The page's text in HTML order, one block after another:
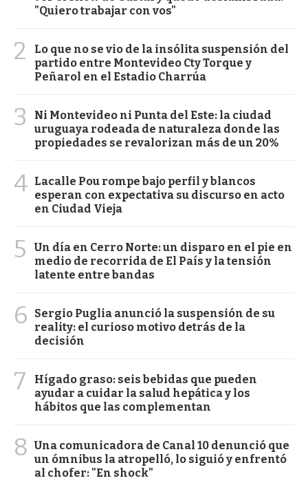
"Quiero trabajar con vos"
2
Lo que no se vio de la insólita suspensión del
partido entre Montevideo Cty Torque y
Peñarol en el Estadio Charrúa
3
Ni Montevideo ni Punta del Este: la ciudad
uruguaya rodeada de naturaleza donde las
propiedades se revalorizan más de un 20%
4 Lacalle Pou rompe bajo perfil y blancos
esperan con expectativa su discurso en acto
en Ciudad Vieja
5
Un día en Cerro Norte: un disparo en el pie en
medio de recorrida de El País y la tensión
latente entre bandas
6
Sergio Puglia anunció la suspensión de su
reality: el curioso motivo detrás de la
decisión
7
Hígado graso: seis bebidas que pueden
ayudar a cuidar la salud hepática y los
hábitos que las complementan
8 Una comunicadora de Canal 10 denunció que
un ómnibus la atropelló, lo siguió y enfrentó
al chofer: "En shock"